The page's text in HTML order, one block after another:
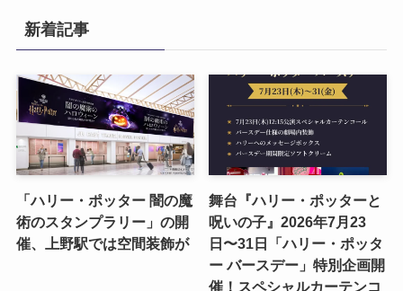
新着記事
「ハリー・ポッター 闇の魔
術のスタンプラリー」の開
催、上野駅では空間装飾が
舞台『ハリー・ポッターと
呪いの子』2026年7月23
日〜31日「ハリー・ポッタ
ー バースデー」特別企画開
催！スペシャルカーテンコ